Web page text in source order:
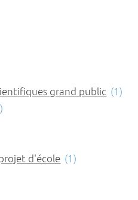
grand public (1)
d'école (1)